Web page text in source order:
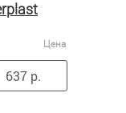
Цена
637 р.